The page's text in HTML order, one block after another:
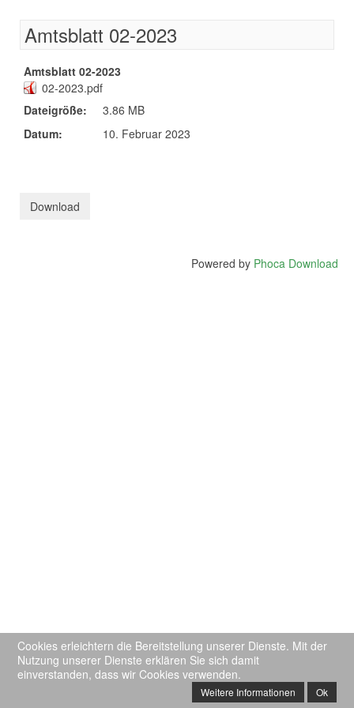
Amtsblatt 02-2023
Amtsblatt 02-2023
02-2023.pdf
Dateigröße:
3.86 MB
Datum:
10. Februar 2023
Powered by Phoca Download
Cookies erleichtern die Bereitstellung unserer Dienste. Mit der
Nutzung unserer Dienste erklären Sie sich damit
einverstanden, dass wir Cookies verwenden.
Weitere Informationen Ok